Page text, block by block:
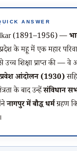
ANSWER
(1891–1956) —
के महू में एक महार
उच्च शिक्षा प्राप्त की —
प्रवेश आंदोलन (1930)
के बाद उन्हेंसंविधान
नागपुर में बौद्ध धर्मग्रहण